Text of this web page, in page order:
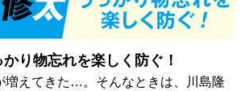
かり物忘れを楽しく防ぐ！
増えてきた…。そんなときは、川島隆